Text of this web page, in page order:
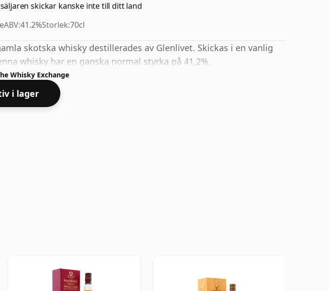
skickar kanske inte till ditt land
ABV:41.2%Storlek:70cl
skotska whisky destillerades av Glenlivet. Skickas i en vanlig
whisky har en ganska normal styrka på 41,2%.
Whisky Exchange
i lager